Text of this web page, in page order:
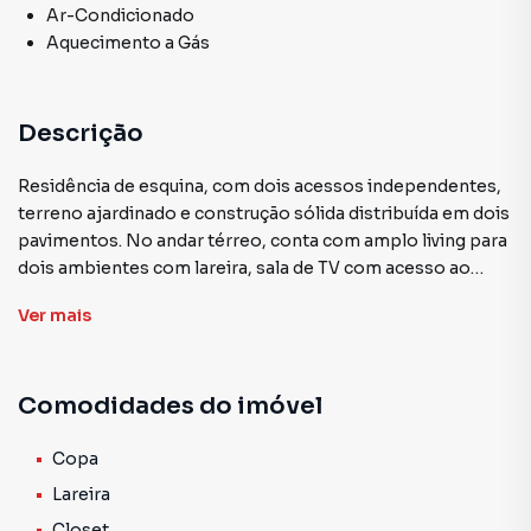
Ar-Condicionado
Aquecimento a Gás
Descrição
Residência de esquina, com dois acessos independentes,
terreno ajardinado e construção sólida distribuída em dois
pavimentos. No andar térreo, conta com amplo living para
dois ambientes com lareira, sala de TV com acesso ao
gabinete, dois lavabos, louçaria e garagem coberta com
No pavimento superior, são três suítes amplas, todas com
possui closet espaçoso, assim como a segunda suíte. O
imóvel dispõe de gás central, aquecimento de água em
Ver mais
Comodidades do imóvel
Copa
Lareira